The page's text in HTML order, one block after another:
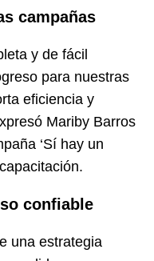
campañas
y de fácil
para nuestras
eficiencia y
Mariby Barros
‘Sí hay un
confiable
una estrategia